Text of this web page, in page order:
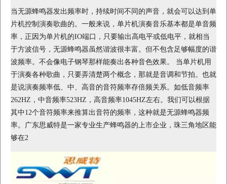
当无源蜂鸣器发出频率时，持续时间不同的声音，就会可以达到单
片机控制演奏歌曲的。一般来说，单片机演奏音乐基本都是单音频
率，正因为单片机的IO端口，只要输出高电平或低电平，就相当
于方波信号，无源蜂鸣器虽然谐波很丰富。但不包含足够幅度的谐
波频率。不会像电子钢琴那样能奏出各种音色效果。 当单片机用
于演奏各种歌曲，只要弄清楚两个概念，那就是音调和节拍。也就
是说演奏频率低、中、高音的音符频率存倍频关系。如低音频率
262HZ，中音频率523HZ，高音频率1045HZ左右。我们可以根据
其中12个音符频率来推算出音符的频率，这种就是无源蜂鸣器频
率。广东思威特是一家专业生产蜂鸣器的上市企业，珠三角地区能
够在2